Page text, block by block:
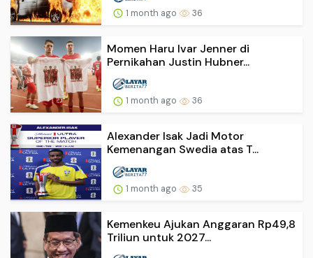
1 month ago 36
Momen Haru Ivar Jenner di
Pernikahan Justin Hubner...
1 month ago 36
Alexander Isak Jadi Motor
Kemenangan Swedia atas T...
1 month ago 35
Kemenkeu Ajukan Anggaran Rp49,8
Triliun untuk 2027...